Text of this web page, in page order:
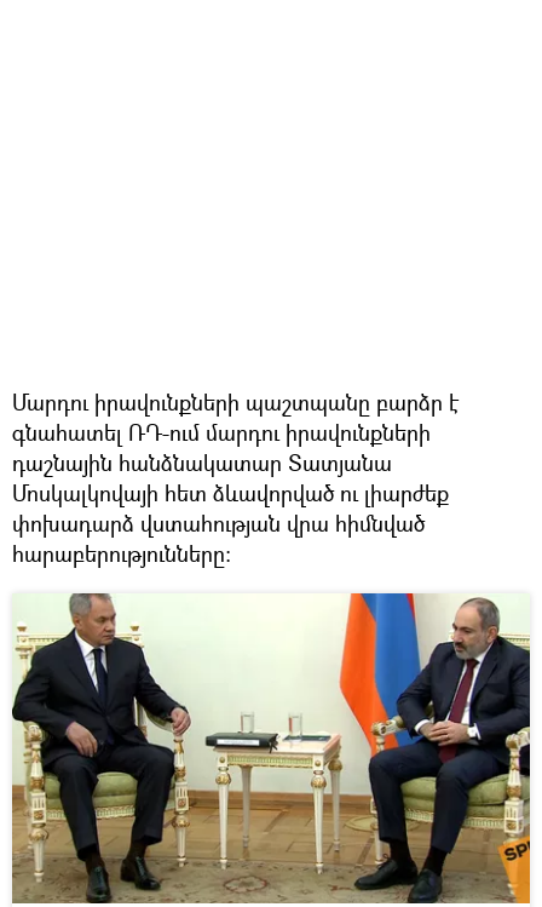
Մարդու իրավունքների պաշտպանը բարձր է
գնահատել ՌԴ-ում մարդու իրավունքների
դաշնային հանձնակատար Տատյանա
Մոսկալկովայի հետ ձևավորված ու լիարժեք
փոխադարձ վստահության վրա հիմնված
հարաբերությունները: